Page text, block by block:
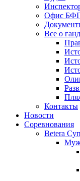
Офис
Все о
Контакты
Новости
Соревнования
Betera